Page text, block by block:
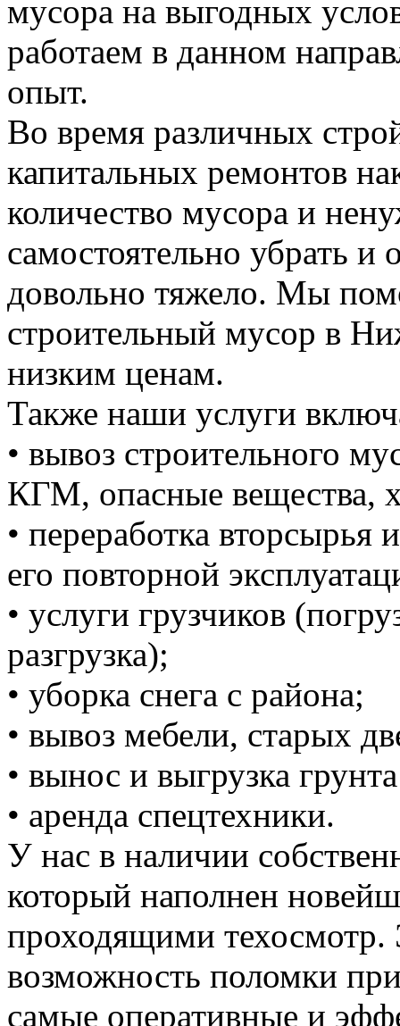
мусора на выгодных
работаем в данном
опыт.
Во время различных
капитальных ремонтов
количество мусора и
самостоятельно убрать и
довольно тяжело. Мы
строительный мусор в
низким ценам.
Также наши услуги
• вывоз строительного
КГМ, опасные вещества,
• переработка вторсырья
его повторной
• услуги грузчиков
разгрузка);
• уборка снега с района;
• вывоз мебели, старых
• вынос и выгрузка
• аренда спецтехники.
У нас в наличии
который наполнен
проходящими техосмотр.
возможность поломки
самые оперативные и